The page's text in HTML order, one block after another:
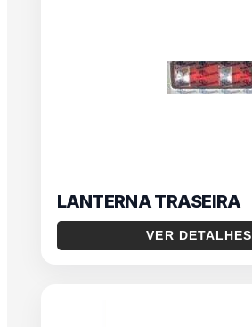
LANTERNA TRASEIRA
VER DETALHES